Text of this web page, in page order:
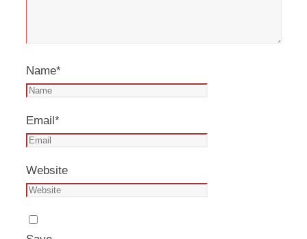
Name*
Email*
Website